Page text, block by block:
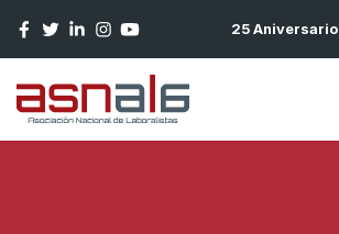
25 Aniversario